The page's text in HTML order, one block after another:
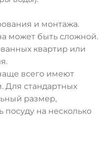
и монтажа.
может быть сложной.
квартир или
всего имеют
Для стандартных
размер,
на несколько